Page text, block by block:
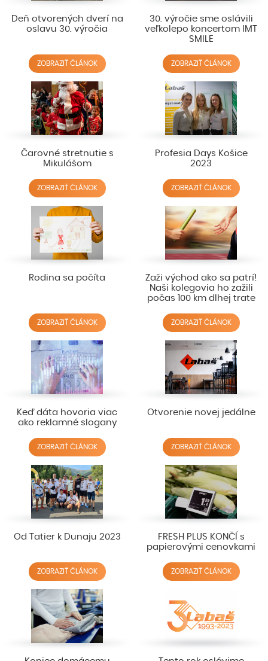
Deň otvorených dverí na
oslavu 30. výročia
ZOBRAZIŤ ČLÁNOK
30. výročie sme oslávili
veľkolepo koncertom IMT
SMILE
ZOBRAZIŤ ČLÁNOK
Čarovné stretnutie s
Mikulášom
ZOBRAZIŤ ČLÁNOK
Profesia Days Košice
2023
ZOBRAZIŤ ČLÁNOK
Rodina sa počíta
ZOBRAZIŤ ČLÁNOK
Zaži východ ako sa patrí!
Naši kolegovia ho zažili
počas 100 km dlhej trate
ZOBRAZIŤ ČLÁNOK
Keď dáta hovoria viac
ako reklamné slogany
ZOBRAZIŤ ČLÁNOK
Otvorenie novej jedálne
ZOBRAZIŤ ČLÁNOK
Od Tatier k Dunaju 2023
ZOBRAZIŤ ČLÁNOK
FRESH PLUS KONČÍ s
papierovými cenovkami
ZOBRAZIŤ ČLÁNOK